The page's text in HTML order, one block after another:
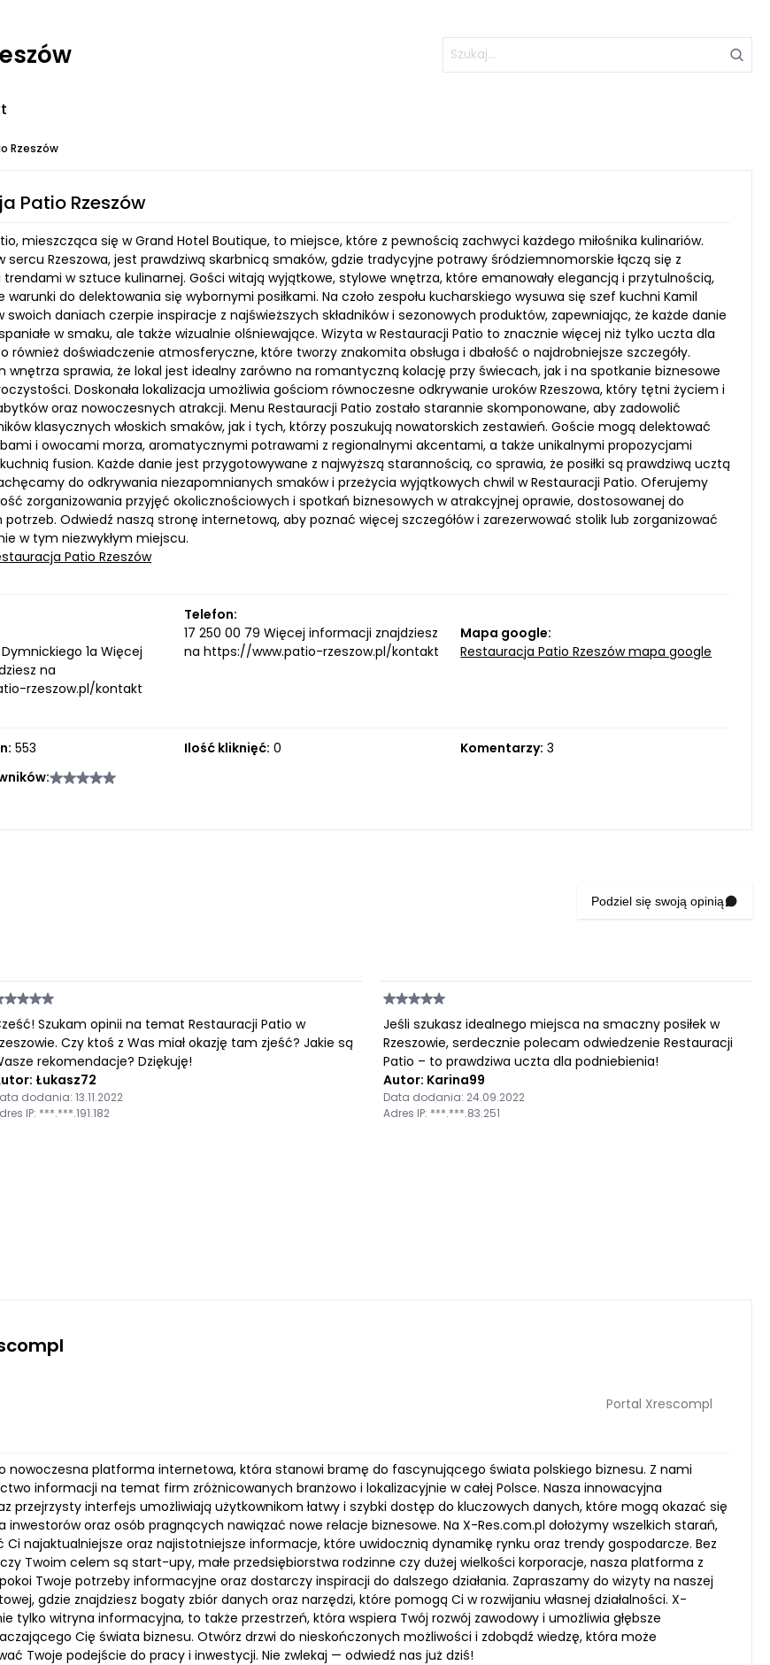
Rzeszów
Patio Rzeszów
mieszcząca się w Grand Hotel Boutique, to miejsce, które z pewnością zachwyci każdego miłośnika kulinariów.
sercu Rzeszowa, jest prawdziwą skarbnicą smaków, gdzie tradycyjne potrawy śródziemnomorskie łączą się z
w sztuce kulinarnej. Gości witają wyjątkowe, stylowe wnętrza, które emanowały elegancją i przytulnością,
warunki do delektowania się wybornymi posiłkami. Na czoło zespołu kucharskiego wysuwa się szef kuchni Kamil
swoich daniach czerpie inspiracje z najświeższych składników i sezonowych produktów, zapewniając, że każde danie
w smaku, ale także wizualnie olśniewające. Wizyta w Restauracji Patio to znacznie więcej niż tylko uczta dla
również doświadczenie atmosferyczne, które tworzy znakomita obsługa i dbałość o najdrobniejsze szczegóły.
wnętrza sprawia, że lokal jest idealny zarówno na romantyczną kolację przy świecach, jak i na spotkanie biznesowe
Doskonała lokalizacja umożliwia gościom równoczesne odkrywanie uroków Rzeszowa, który tętni życiem i
oraz nowoczesnych atrakcji. Menu Restauracji Patio zostało starannie skomponowane, aby zadowolić
klasycznych włoskich smaków, jak i tych, którzy poszukują nowatorskich zestawień. Goście mogą delektować
i owocami morza, aromatycznymi potrawami z regionalnymi akcentami, a także unikalnymi propozycjami
fusion. Każde danie jest przygotowywane z najwyższą starannością, co sprawia, że posiłki są prawdziwą ucztą
do odkrywania niezapomnianych smaków i przeżycia wyjątkowych chwil w Restauracji Patio. Oferujemy
zorganizowania przyjęć okolicznościowych i spotkań biznesowych w atrakcyjnej oprawie, dostosowanej do
Odwiedź naszą stronę internetową, aby poznać więcej szczegółów i zarezerwować stolik lub zorganizować
w tym niezwykłym miejscu.
Patio Rzeszów
1a Więcej
na
rzeszow.pl/kontakt
Telefon:
17 250 00 79 Więcej informacji znajdziesz
na https://www.patio-rzeszow.pl/kontakt
Mapa google:
Restauracja Patio Rzeszów mapa google
553 Ilość kliknięć: 0 Komentarzy: 3
Podziel się swoją opinią
Szukam opinii na temat Restauracji Patio w
Czy ktoś z Was miał okazję tam zjeść? Jakie są
rekomendacje? Dziękuję!
Łukasz72
dodania: 13.11.2022
IP: ***.***.191.182
Jeśli szukasz idealnego miejsca na smaczny posiłek w
Rzeszowie, serdecznie polecam odwiedzenie Restauracji
Patio – to prawdziwa uczta dla podniebienia!
Autor: Karina99
Data dodania: 24.09.2022
Adres IP: ***.***.83.251
Portal Xrescompl
nowoczesna platforma internetowa, która stanowi bramę do fascynującego świata polskiego biznesu. Z nami
informacji na temat firm zróżnicowanych branżowo i lokalizacyjnie w całej Polsce. Nasza innowacyjna
przejrzysty interfejs umożliwiają użytkownikom łatwy i szybki dostęp do kluczowych danych, które mogą okazać się
inwestorów oraz osób pragnących nawiązać nowe relacje biznesowe. Na X-Res.com.pl dołożymy wszelkich starań,
najaktualniejsze oraz najistotniejsze informacje, które uwidocznią dynamikę rynku oraz trendy gospodarcze. Bez
Twoim celem są start-upy, małe przedsiębiorstwa rodzinne czy dużej wielkości korporacje, nasza platforma z
Twoje potrzeby informacyjne oraz dostarczy inspiracji do dalszego działania. Zapraszamy do wizyty na naszej
gdzie znajdziesz bogaty zbiór danych oraz narzędzi, które pomogą Ci w rozwijaniu własnej działalności. X-
tylko witryna informacyjna, to także przestrzeń, która wspiera Twój rozwój zawodowy i umożliwia głębsze
Cię świata biznesu. Otwórz drzwi do nieskończonych możliwości i zdobądź wiedzę, która może
Twoje podejście do pracy i inwestycji. Nie zwlekaj — odwiedź nas już dziś!